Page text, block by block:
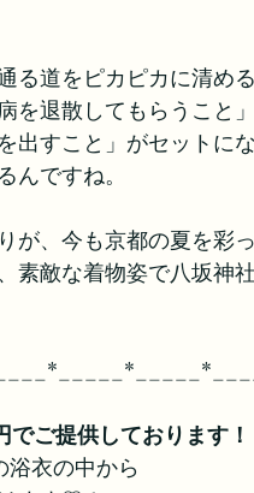
道をピカピカに清め
を退散してもらうこと
出すこと」がセットにな
んですね。
が、今も京都の夏を彩
素敵な着物姿で八坂神
ご提供しております！
衣の中から